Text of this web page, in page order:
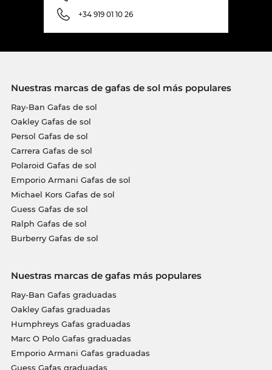
+34 919 01 10 26
Nuestras marcas de gafas de sol más populares
Ray-Ban Gafas de sol
Oakley Gafas de sol
Persol Gafas de sol
Carrera Gafas de sol
Polaroid Gafas de sol
Emporio Armani Gafas de sol
Michael Kors Gafas de sol
Guess Gafas de sol
Ralph Gafas de sol
Burberry Gafas de sol
Nuestras marcas de gafas más populares
Ray-Ban Gafas graduadas
Oakley Gafas graduadas
Humphreys Gafas graduadas
Marc O Polo Gafas graduadas
Emporio Armani Gafas graduadas
Guess Gafas graduadas